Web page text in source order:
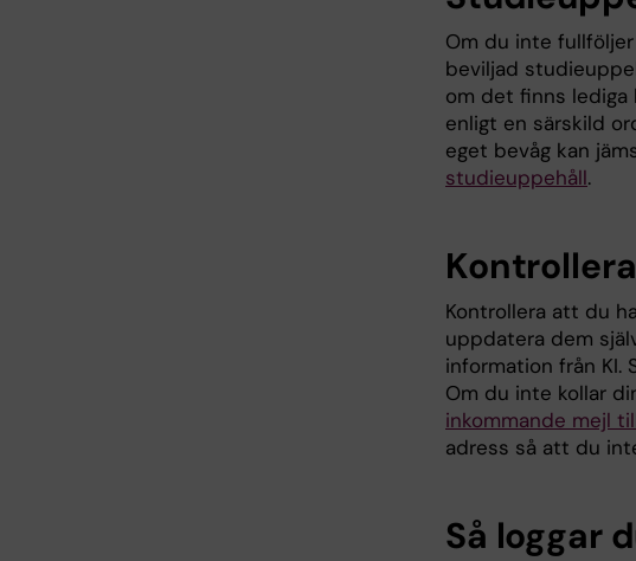
Om du inte
beviljad
om det finns lediga
enligt en särskild
eget bevåg kan
studieuppehåll.
Kontrollera att du
uppdatera dem
information från
Om du inte kollar
inkommande mejl
adress så att du
Så loggar